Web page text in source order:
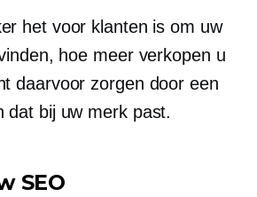
het voor klanten is om uw
hoe meer verkopen u
daarvoor zorgen door een
dat bij uw merk past.
SEO